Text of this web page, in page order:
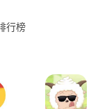
行榜